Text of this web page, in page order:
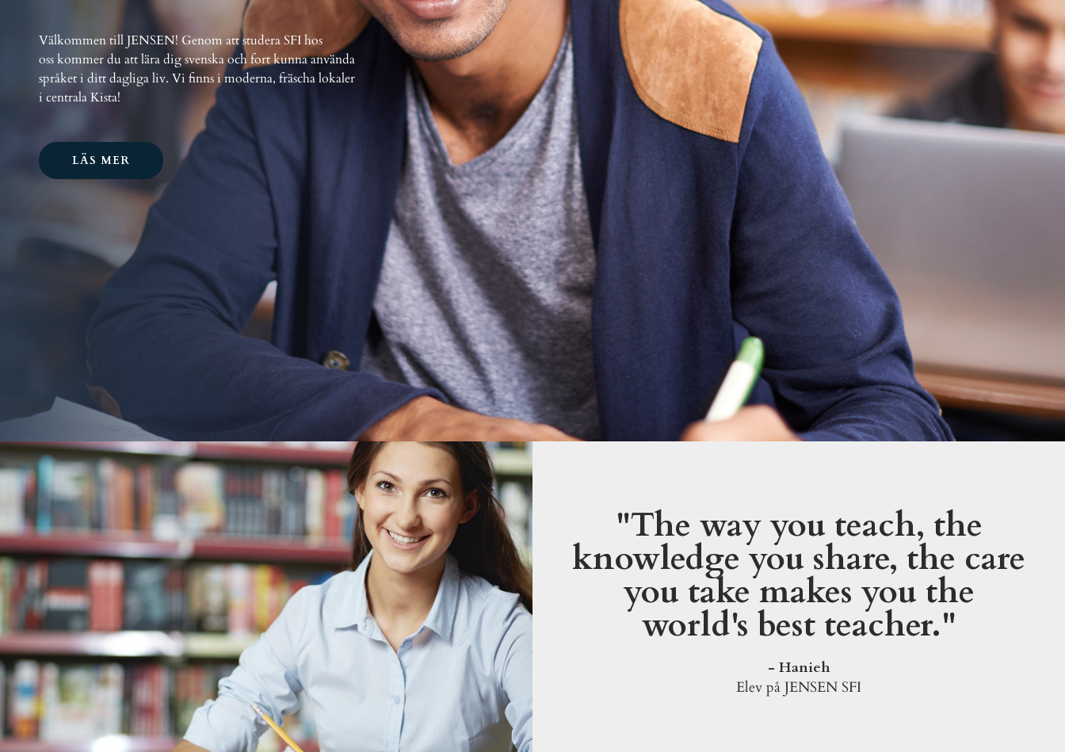
Välkommen till JENSEN! Genom att studera SFI hos
oss kommer du att lära dig svenska och fort kunna använda
språket i ditt dagliga liv. Vi finns i moderna, fräscha lokaler
i centrala Kista!
LÄS MER
"The way you teach, the
knowledge you share, the care
you take makes you the
world's best teacher."
- Hanieh
Elev på JENSEN SFI